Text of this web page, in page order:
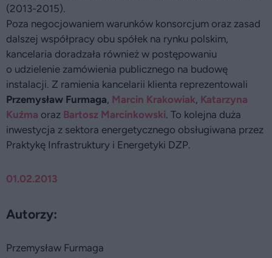
01.02.2013
Autorzy:
Przemysław Furmaga
(2013-2015).
Poza negocjowaniem warunków konsorcjum oraz zasad
dalszej współpracy obu spółek na rynku polskim,
kancelaria doradzała również w postępowaniu
o udzielenie zamówienia publicznego na budowę
instalacji. Z ramienia kancelarii klienta reprezentowali
Przemysław Furmaga, Marcin Krakowiak, Katarzyna
Kuźma oraz Bartosz Marcinkowski. To kolejna duża
inwestycja z sektora energetycznego obsługiwana przez
Praktykę Infrastruktury i Energetyki DZP.